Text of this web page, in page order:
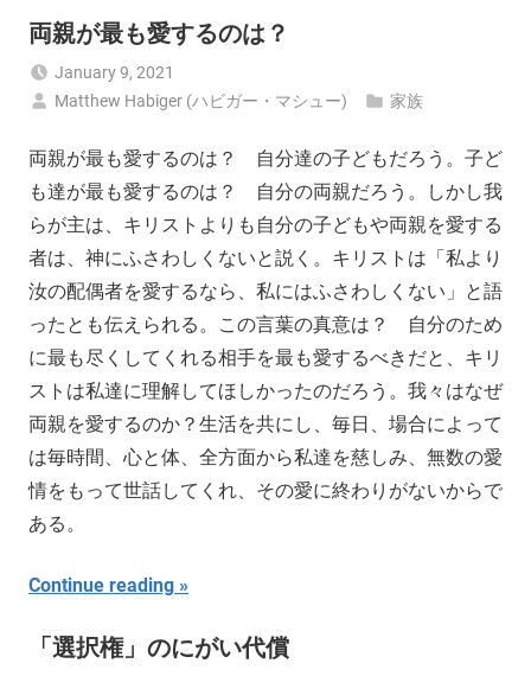
両親が最も愛するのは？
January 9, 2021
Matthew Habiger (ハビガー・マシュー)
家族
両親が最も愛するのは？ 自分達の子どもだろう。子ど
も達が最も愛するのは？ 自分の両親だろう。しかし我
らが主は、キリストよりも自分の子どもや両親を愛する
者は、神にふさわしくないと説く。キリストは「私より
汝の配偶者を愛するなら、私にはふさわしくない」と語
ったとも伝えられる。この言葉の真意は？ 自分のため
に最も尽くしてくれる相手を最も愛するべきだと、キリ
ストは私達に理解してほしかったのだろう。我々はなぜ
両親を愛するのか？生活を共にし、毎日、場合によって
は毎時間、心と体、全方面から私達を慈しみ、無数の愛
情をもって世話してくれ、その愛に終わりがないからで
ある。
Continue reading
「選択権」のにがい代償